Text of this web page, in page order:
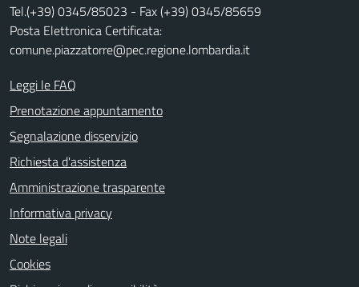
Tel.(+39) 0345/85023 - Fax (+39) 0345/85659
Posta Elettronica Certificata:
comune.piazzatorre@pec.regione.lombardia.it
Leggi le FAQ
Prenotazione appuntamento
Segnalazione disservizio
Richiesta d'assistenza
Amministrazione trasparente
Informativa privacy
Note legali
Cookies